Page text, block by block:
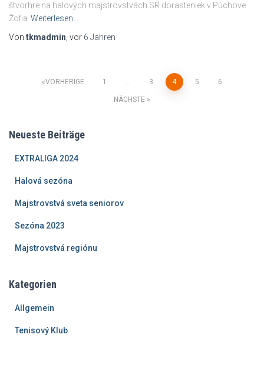
štvorhre na halových majstrovstvách SR dorasteniek v Púchove
Žofia Weiterlesen…
Von tkmadmin , vor 6 Jahren
Seitennummerierung
Beiträge
VORHERIGE 1 … 3 4 5 6
NÄCHSTE
Neueste Beiträge
EXTRALIGA 2024
Halová sezóna
Majstrovstvá sveta seniorov
Sezóna 2023
Majstrovstvá regiónu
Kategorien
Allgemein
Tenisový Klub